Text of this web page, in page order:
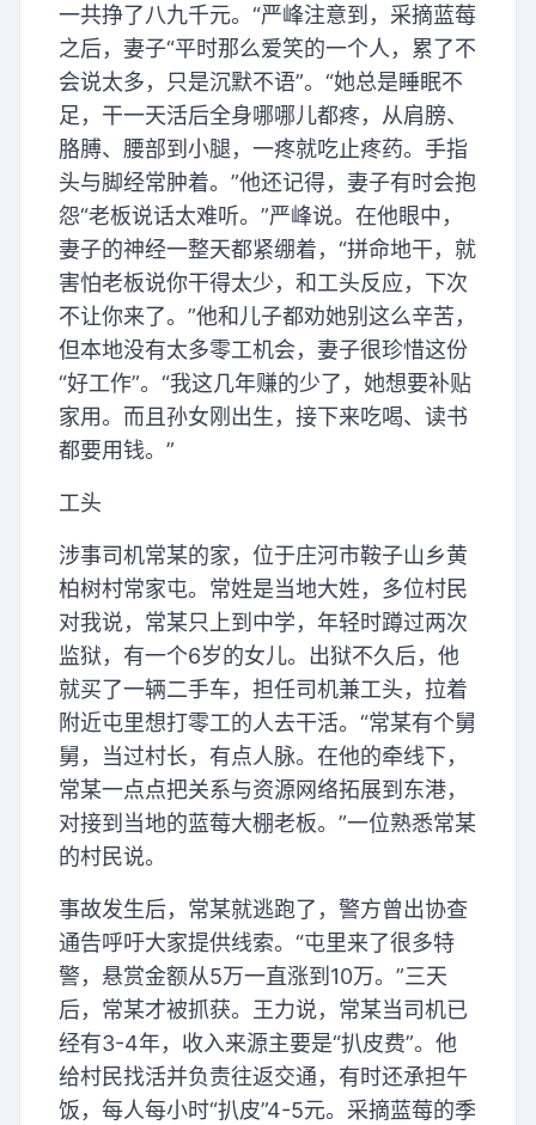
一共挣了八九千元。“严峰注意到，采摘蓝莓
之后，妻子“平时那么爱笑的一个人，累了不
会说太多，只是沉默不语”。“她总是睡眠不
足，干一天活后全身哪哪儿都疼，从肩膀、
胳膊、腰部到小腿，一疼就吃止疼药。手指
头与脚经常肿着。”他还记得，妻子有时会抱
怨“老板说话太难听。”严峰说。在他眼中，
妻子的神经一整天都紧绷着，“拼命地干，就
害怕老板说你干得太少，和工头反应，下次
不让你来了。”他和儿子都劝她别这么辛苦，
但本地没有太多零工机会，妻子很珍惜这份
“好工作”。“我这几年赚的少了，她想要补贴
家用。而且孙女刚出生，接下来吃喝、读书
都要用钱。”
工头
涉事司机常某的家，位于庄河市鞍子山乡黄
柏树村常家屯。常姓是当地大姓，多位村民
对我说，常某只上到中学，年轻时蹲过两次
监狱，有一个6岁的女儿。出狱不久后，他
就买了一辆二手车，担任司机兼工头，拉着
附近屯里想打零工的人去干活。“常某有个舅
舅，当过村长，有点人脉。在他的牵线下，
常某一点点把关系与资源网络拓展到东港，
对接到当地的蓝莓大棚老板。”一位熟悉常某
的村民说。
事故发生后，常某就逃跑了，警方曾出协查
通告呼吁大家提供线索。“屯里来了很多特
警，悬赏金额从5万一直涨到10万。”三天
后，常某才被抓获。王力说，常某当司机已
经有3-4年，收入来源主要是“扒皮费”。他
给村民找活并负责往返交通，有时还承担午
饭，每人每小时“扒皮”4-5元。采摘蓝莓的季